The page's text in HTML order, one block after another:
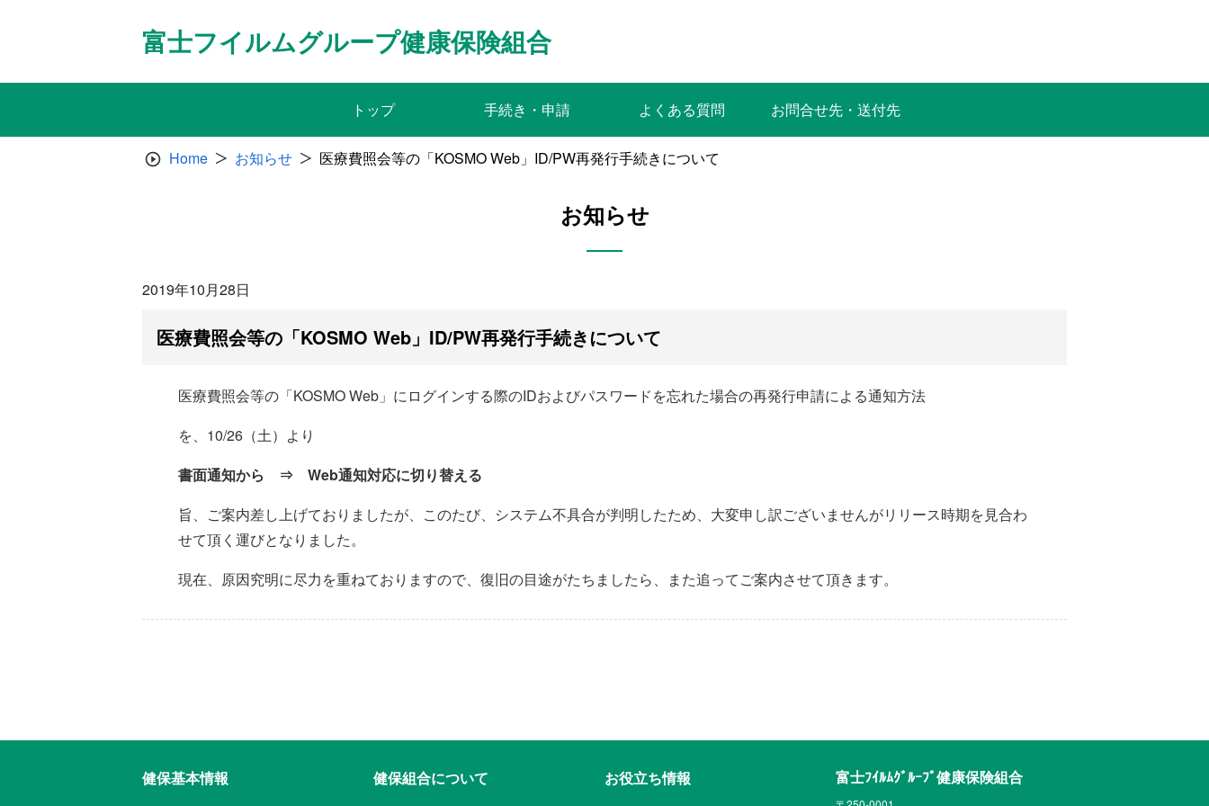
富士フイルムグループ健康保険組合
トップ 手続き・申請 よくある質問 お問合せ先・送付先
Home お知らせ 医療費照会等の「KOSMO Web」ID/PW再発行手続きについて
お知らせ
2019年10月28日
医療費照会等の「KOSMO Web」ID/PW再発行手続きについて
医療費照会等の「KOSMO Web」にログインする際のIDおよびパスワードを忘れた場合の再発行申請による通知方法
を、10/26（土）より
書面通知から ⇒ Web通知対応に切り替える
旨、ご案内差し上げておりましたが、このたび、システム不具合が判明したため、大変申し訳ございませんがリリース時期を見合わ
せて頂く運びとなりました。
現在、原因究明に尽力を重ねておりますので、復旧の目途がたちましたら、また追ってご案内させて頂きます。
健保基本情報 健保組合について お役立ち情報 富士ﾌｲﾙﾑｸﾞﾙｰﾌﾟ健康保険組合